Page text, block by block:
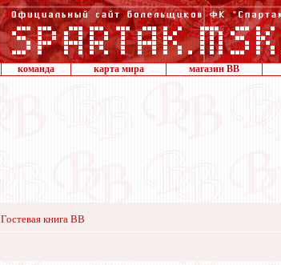
команда карта мира магазин ВВ
Гостевая книга ВВ